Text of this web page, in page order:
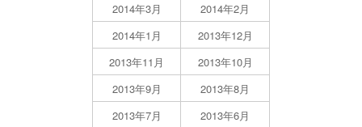
2014年3月
2014年2月
2014年1月
2013年12月
2013年11月
2013年10月
2013年9月
2013年8月
2013年7月
2013年6月